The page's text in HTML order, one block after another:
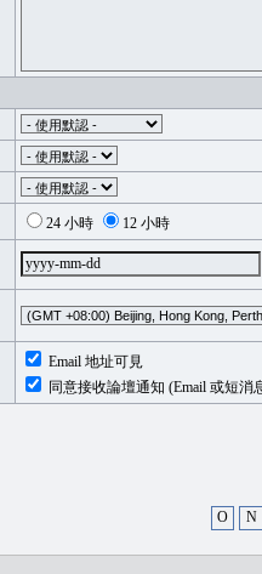
24 小時
12 小時
Email 地址可見
同意接收論壇通知 (Email 或短消
O N